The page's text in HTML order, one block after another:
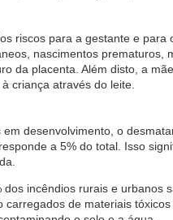
riscos para a gestante e para
nascimentos prematuros,
da placenta. Além disto, a
criança através do leite.
desenvolvimento, o
a 5% do total. Isso
incêndios rurais e urbanos
carregados de materiais